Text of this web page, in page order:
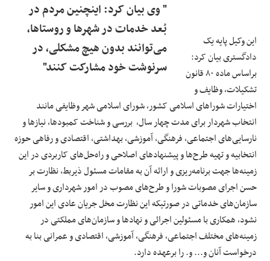
" وی بیان کرد: اینچنین مردم در
بُعد خدمات در شهرها و روستاها،
می‌توانند بدون هیچ مشکلی، در
سرنوشت خود مشارکت ‌کنند"
این وکیل پایه یک
دادگستری بیان کرد:
براساس ماده ٨٠ قانون
تشکیلات، وظایف و
اختیارات شوراهای اسلامی کشور، شورای اسلامی ‌شهر وظایفی مانند
انتخاب شهردار برای مدت چهار سال، بررسی و شناخت کمبودها، نیازها و
نارسایی‌های اجتماعی، فرهنگی، آموزشی، ‌بهداشتی، اقتصادی و رفاهی حوزه
انتخابیه و تهیه طرح‌ها و پیشنهادهای اصلاحی و راه‌حل‌های کاربردی در این
زمینه‌ها جهت برنامه‌ریزی و ‌ارائه آن به مقامات مسئول ذیربط، نظارت بر
حسن اجرای مصوبات شورا و طرح‌های مصوب در امور شهرداری و سایر
سازمان‌های ‌خدماتی در صورتیکه این نظارت مخل جریان عادی این امور
نشود، همکاری با مسئولین اجرائی و نهادها و سازمان‌های مملکتی در
زمینه‌های مختلف اجتماعی، فرهنگی، آموزشی، اقتصادی و عمرانی بنا به
درخواست آنان و... و. را برعهده دارد. ‌